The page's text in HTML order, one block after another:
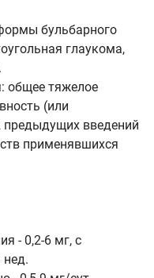
бульбарного
глаукома,
общее тяжелое
(или
предыдущих введений
применявшихся
- 0,2-6 мг, с
нед.